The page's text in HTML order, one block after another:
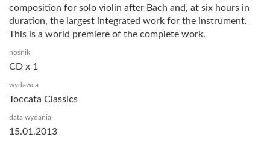
composition for solo violin after Bach and, at six hours in
duration, the largest integrated work for the instrument.
This is a world premiere of the complete work.
nośnik
CD x 1
wydawca
Toccata Classics
data wydania
15.01.2013